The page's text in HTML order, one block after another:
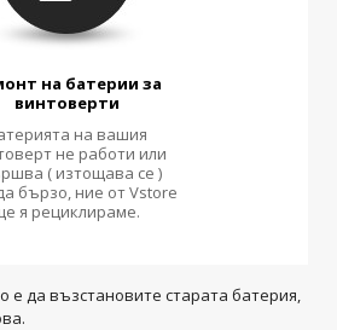
на батерии за
винтоверти
на вашия
не работи или
( изтощава се )
бързо, ние от Vstore
я рециклираме.
е да възстановите старата батерия,